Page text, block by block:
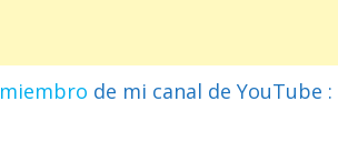
miembro de mi canal de YouTube :